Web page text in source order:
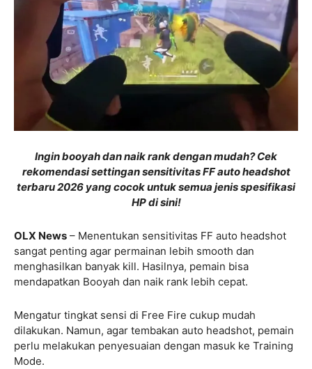
Ingin booyah dan naik rank dengan mudah? Cek
rekomendasi settingan sensitivitas FF auto headshot
terbaru 2026 yang cocok untuk semua jenis spesifikasi
HP di sini!
OLX News – Menentukan sensitivitas FF auto headshot
sangat penting agar permainan lebih smooth dan
menghasilkan banyak kill. Hasilnya, pemain bisa
mendapatkan Booyah dan naik rank lebih cepat.
Mengatur tingkat sensi di Free Fire cukup mudah
dilakukan. Namun, agar tembakan auto headshot, pemain
perlu melakukan penyesuaian dengan masuk ke Training
Mode.